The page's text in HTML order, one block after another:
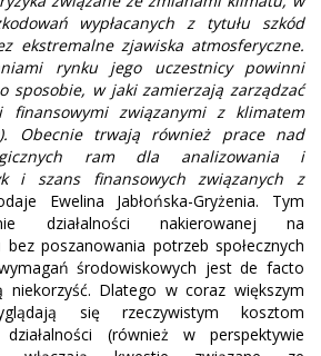
wypłacanych z tytułu szkód
ekstremalne zjawiska atmosferyczne.
rynku jego uczestnicy powinni
sposobie, w jaki zamierzają zarządzać
finansowymi związanymi z klimatem
Obecnie trwają również prace nad
ram dla analizowania i
i szans finansowych związanych z
Ewelina Jabłońska-Gryżenia. Tym
działalności nakierowanej na
poszanowania potrzeb społecznych
środowiskowych jest de facto
niekorzyść. Dlatego w coraz większym
się rzeczywistym kosztom
(również w perspektywie